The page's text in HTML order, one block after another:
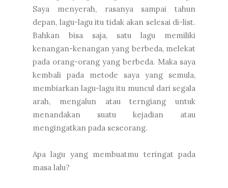
Saya menyerah, rasanya sampai tahun
depan, lagu-lagu itu tidak akan selesai di-list.
Bahkan bisa saja, satu lagu memiliki
kenangan-kenangan yang berbeda, melekat
pada orang-orang yang berbeda. Maka saya
kembali pada metode saya yang semula,
membiarkan lagu-lagu itu muncul dari segala
arah, mengalun atau terngiang untuk
menandakan suatu kejadian atau
mengingatkan pada seseorang.
Apa lagu yang membuatmu teringat pada
masa lalu?